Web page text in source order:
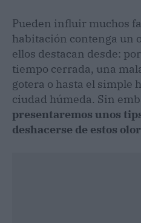
Pueden influir muchos
habitación contenga un
ellos destacan desde:
tiempo cerrada, una
gotera o hasta el simple
ciudad húmeda. Sin
presentaremos unos
deshacerse de estos